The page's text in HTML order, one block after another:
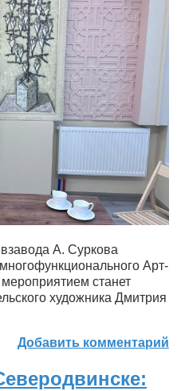
А. Суркова
Арт-
станет
художника Дмитрия
Добавить комментарий